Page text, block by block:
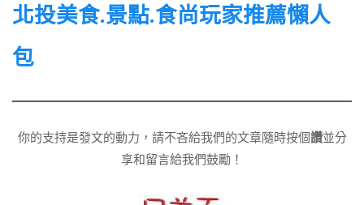
北投美食.景點.食尚玩家推薦懶人
包
你的支持是發文的動力，請不吝給我們的文章隨時按個讚並分
享和留言給我們鼓勵！